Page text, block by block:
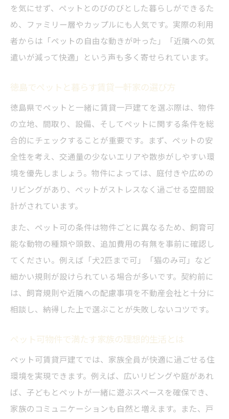
を気にせず、ペットとのびのびとした暮らしができるた
め、ファミリー層やカップルにも人気です。実際の利用
者からは「ペットの自由な動きが叶った」「近隣への気
遣いが減って快適」という声も多く寄せられています。
徳島でペットと暮らす賃貸一軒家の選び方
徳島県でペットと一緒に賃貸一戸建てを選ぶ際は、物件
の立地、間取り、設備、そしてペットに関する条件を総
合的にチェックすることが重要です。まず、ペットの安
全性を考え、交通量の少ないエリアや散歩がしやすい環
境を優先しましょう。物件によっては、庭付きや広めの
リビングがあり、ペットがストレスなく過ごせる空間設
計がされています。
また、ペット可の条件は物件ごとに異なるため、飼育可
能な動物の種類や頭数、追加費用の有無を事前に確認し
てください。例えば「犬2匹まで可」「猫のみ可」など
細かい規則が設けられている場合が多いです。契約前に
は、飼育規則や近隣への配慮事項を不動産会社と十分に
相談し、納得した上で選ぶことが失敗しないコツです。
ペット可物件で満たす家族の理想的生活とは
ペット可賃貸戸建てでは、家族全員が快適に過ごせる住
環境を実現できます。例えば、広いリビングや庭があれ
ば、子どもとペットが一緒に遊ぶスペースを確保でき、
家族のコミュニケーションも自然と増えます。また、戸